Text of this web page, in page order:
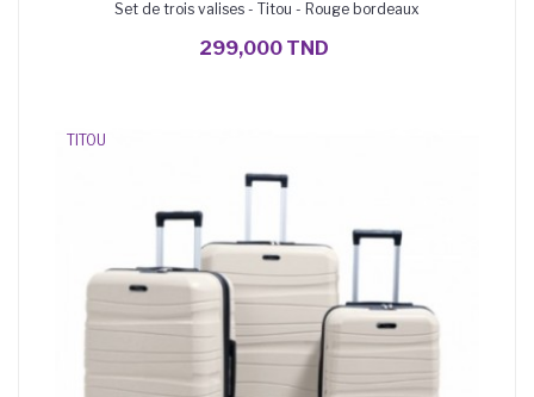
Set de trois valises - Titou - Rouge bordeaux
299,000 TND
TITOU